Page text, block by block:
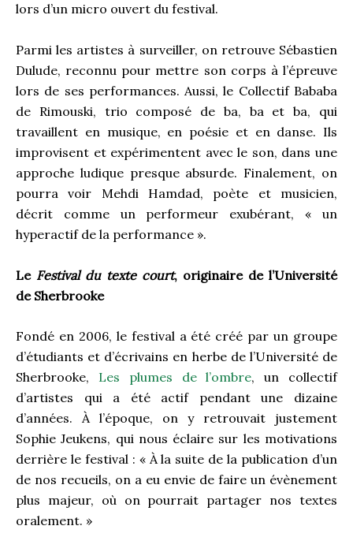
lors d’un micro ouvert du festival.
Parmi les artistes à surveiller, on retrouve Sébastien
Dulude, reconnu pour mettre son corps à l’épreuve
lors de ses performances. Aussi, le Collectif Bababa
de Rimouski, trio composé de ba, ba et ba, qui
travaillent en musique, en poésie et en danse. Ils
improvisent et expérimentent avec le son, dans une
approche ludique presque absurde. Finalement, on
pourra voir Mehdi Hamdad, poète et musicien,
décrit comme un performeur exubérant, « un
hyperactif de la performance ».
Le Festival du texte court, originaire de l’Université
de Sherbrooke
Fondé en 2006, le festival a été créé par un groupe
d’étudiants et d’écrivains en herbe de l’Université de
Sherbrooke, Les plumes de l’ombre, un collectif
d’artistes qui a été actif pendant une dizaine
d’années. À l’époque, on y retrouvait justement
Sophie Jeukens, qui nous éclaire sur les motivations
derrière le festival : « À la suite de la publication d’un
de nos recueils, on a eu envie de faire un évènement
plus majeur, où on pourrait partager nos textes
oralement. »